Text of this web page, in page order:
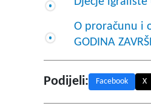
O proračunu i
GODINA
Podijeli: Facebook X